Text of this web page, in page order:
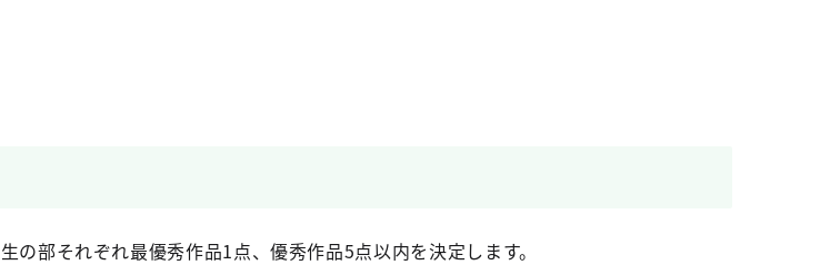
部それぞれ最優秀作品1点、優秀作品5点以内を決定します。